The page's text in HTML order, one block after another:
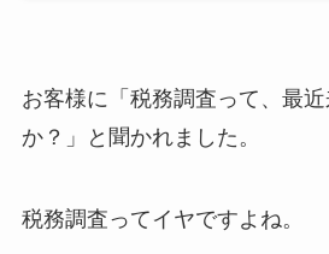
お客様に「税務調査って、最
か？」と聞かれました。
税務調査ってイヤですよね。